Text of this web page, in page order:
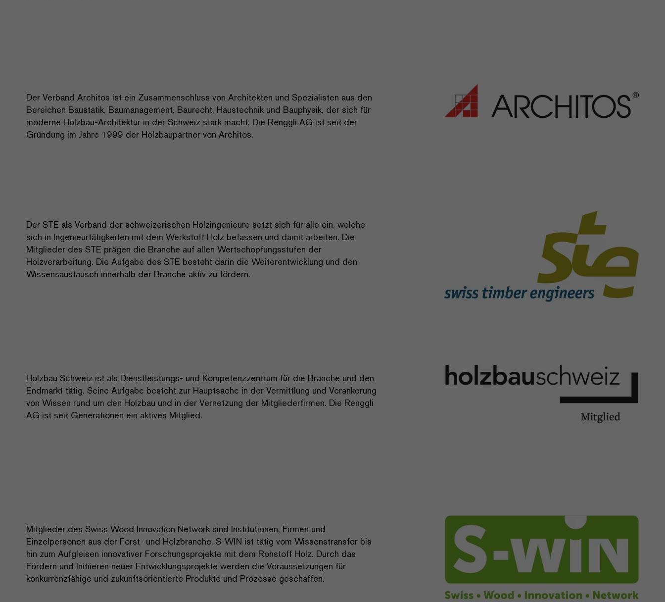
Der Verband Architos ist ein Zusammenschluss von Architekten und Spezialisten aus den
Bereichen Baustatik, Baumanagement, Baurecht, Haus­technik und Bauphysik, der sich für
moderne Holzbau-Architektur in der Schweiz stark macht. Die Renggli AG ist seit der
Gründung im Jahre 1999 der Holzbaupartner von Architos.
Der STE als Verband der schweizerischen Holzingenieure setzt sich für alle ein, welche
sich in Ingenieurtätigkeiten mit dem Werkstoff Holz befassen und damit arbeiten. Die
Mitglieder des STE prägen die Branche auf allen Wertschöpfungsstufen der
Holzverarbeitung. Die Aufgabe des STE besteht darin die Weiterentwicklung und den
Wissensaustausch innerhalb der Branche aktiv zu fördern.
Holzbau Schweiz ist als Dienstleistungs- und Kompetenzzentrum für die Branche und den
Endmarkt tätig. Seine Aufgabe besteht zur Hauptsache in der Vermittlung und Verankerung
von Wissen rund um den Holzbau und in der Vernetzung der Mitgliederfirmen. Die Renggli
AG ist seit Generationen ein aktives Mitglied.
Mitglieder des Swiss Wood Innovation Network sind Institutionen, Firmen und
Einzelpersonen aus der Forst- und Holzbranche. S-WIN ist tätig vom Wissenstransfer bis
hin zum Aufgleisen innovativer Forschungsprojekte mit dem Rohstoff Holz. Durch das
Fördern und Initiieren neuer Entwicklungsprojekte werden die Voraussetzungen für
konkurrenzfähige und zukunftsorientierte Produkte und Prozesse geschaffen.